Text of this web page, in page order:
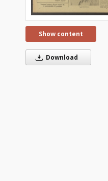
Show content
Download